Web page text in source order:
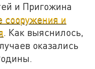
и Пригожина
сооружения и
. Как выяснилось,
оказались